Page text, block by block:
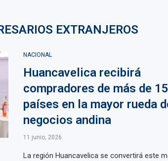
EXTRANJEROS
NACIONAL
Huancavelica recibirá
compradores de más de 15
países en la mayor rueda
negocios andina
11 junio, 2026
La región Huancavelica se convertirá este